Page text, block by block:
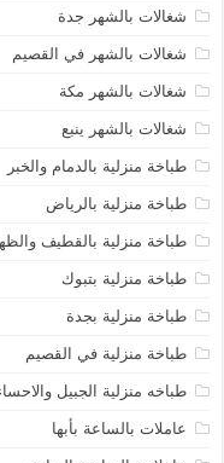
شغالات بالشهر جدة
شغالات بالشهر في القصيم
شغالات بالشهر مكة
شغالات بالشهر ينبع
طباخة منزلية بالدمام والخبر
طباخة منزلية بالرياض
طباخة منزلية بالقطيف
طباخة منزلية بتبوك
طباخة منزلية بجدة
طباخة منزلية في القصيم
طباخه منزلية الجبيل
عاملات بالساعة بأبها